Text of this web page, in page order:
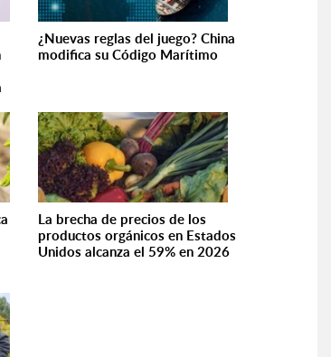
¿Nuevas reglas del juego? China
modifica su Código Marítimo
La brecha de precios de los
productos orgánicos en Estados
Unidos alcanza el 59% en 2026